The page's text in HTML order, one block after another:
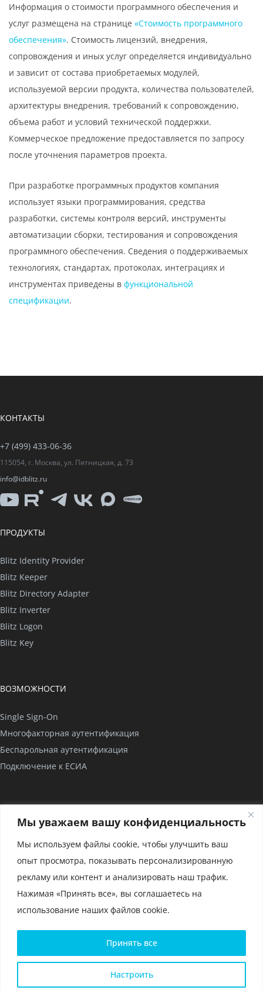
Мы уважаем вашу конфиденциальность
Мы используем файлы cookie, чтобы улучшить ваш
опыт просмотра, показывать персонализированную
рекламу или контент и анализировать наш трафик.
Нажимая «Принять все», вы соглашаетесь на
использование наших файлов cookie.
Настроить
Принять все
Информация о стоимости программного обеспечения и
услуг размещена на странице «Стоимость программного
обеспечения». Стоимость лицензий, внедрения,
сопровождения и иных услуг определяется индивидуально
и зависит от состава приобретаемых модулей,
используемой версии продукта, количества пользователей,
архитектуры внедрения, требований к сопровождению,
объема работ и условий технической поддержки.
Коммерческое предложение предоставляется по запросу
после уточнения параметров проекта.
При разработке программных продуктов компания
использует языки программирования, средства
разработки, системы контроля версий, инструменты
автоматизации сборки, тестирования и сопровождения
программного обеспечения. Сведения о поддерживаемых
технологиях, стандартах, протоколах, интеграциях и
инструментах приведены в функциональной
спецификации.
КОНТАКТЫ
+7 (499) 433-06-36
115054, г. Москва, ул. Пятницкая, д. 73
info@idblitz.ru
YouTubeRutubeTelegram
VK Max
CISO
ПРОДУКТЫ
Blitz Identity Provider
Blitz Keeper
Blitz Directory Adapter
Blitz Inverter
Blitz Logon
Blitz Key
ВОЗМОЖНОСТИ
Single Sign-On
Многофакторная аутентификация
Беспарольная аутентификация
Подключение к ЕСИА
О нас
Сертификаты
Политика конфиденциальности и условия использования
Политика конфиденциальности для мобильного приложения